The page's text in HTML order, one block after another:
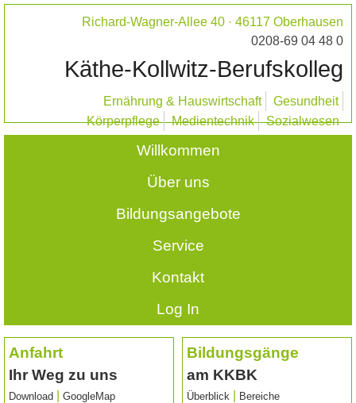
Richard-Wagner-Allee 40 · 46117 Oberhausen
0208-69 04 48 0
Käthe-Kollwitz-Berufskolleg
Ernährung & Hauswirtschaft
Gesundheit
Körperpflege
Medientechnik Sozialwesen
Willkommen
Über uns
Bildungsangebote
Service
Kontakt
Log In
Anfahrt
Ihr Weg zu uns
Download GoogleMap
Bildungsgänge
am KKBK
Überblick Bereiche